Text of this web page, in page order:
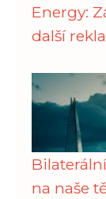
Energy:
další
na naše